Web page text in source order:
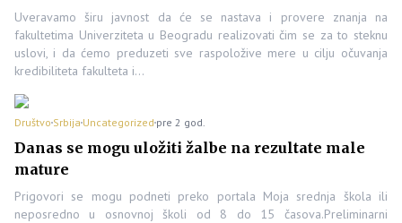
Uveravamo širu javnost da će se nastava i provere znanja na
fakultetima Univerziteta u Beogradu realizovati čim se za to steknu
uslovi, i da ćemo preduzeti sve raspoložive mere u cilju očuvanja
kredibiliteta fakulteta i…
Društvo Srbija Uncategorized pre 2 god.
Danas se mogu uložiti žalbe na rezultate male
mature
Prigovori se mogu podneti preko portala Moja srednja škola ili
neposredno u osnovnoj školi od 8 do 15 časova.Preliminarni